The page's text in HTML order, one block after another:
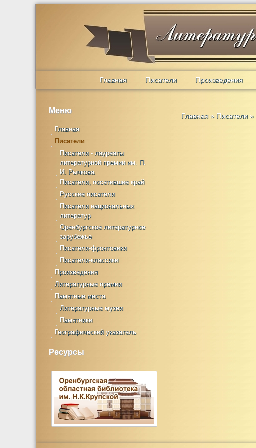
Главная Писатели Произведения
Меню
Главная
Писатели
Писатели - лауреаты
литературной премии им. П.
И. Рычкова
Писатели, посетившие край
Русские писатели
Писатели национальных
литератур
Оренбургское литературное
зарубежье
Писатели-фронтовики
Писатели-классики
Произведения
Литературные премии
Памятные места
Литературные музеи
Памятники
Географический указатель
Ресурсы
Главная » Писатели »